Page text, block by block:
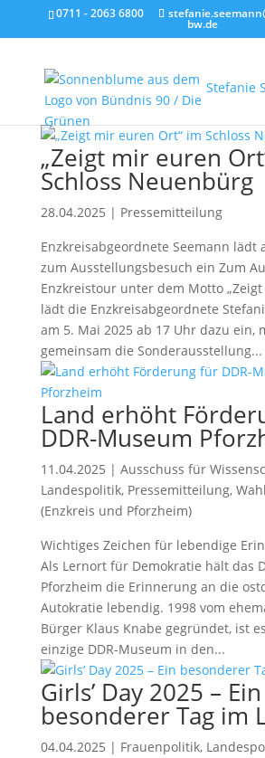
0711 - 2063 6800
bw.de
Stefanie
„Zeigt mir euren
Schloss Neuenbürg
28.04.2025 | Pressemitteilung
Enzkreisabgeordnete Seemann lädt
zum Ausstellungsbesuch ein Zum
Enzkreistour unter dem Motto
lädt die Enzkreisabgeordnete
am 5. Mai 2025 ab 17 Uhr dazu ein,
gemeinsam die Sonderausstellung...
Land erhöht
DDR-Museum
11.04.2025 | Ausschuss für
Landespolitik, Pressemitteilung,
(Enzkreis und Pforzheim)
Wichtiges Zeichen für lebendige
Als Lernort für Demokratie hält das
Pforzheim die Erinnerung an die
Autokratie lebendig. 1998 vom
Bürger Klaus Knabe gegründet, ist
einzige DDR-Museum in den...
Girls’ Day 2025 – Ein
besonderer Tag im
04.04.2025 | Frauenpolitik,